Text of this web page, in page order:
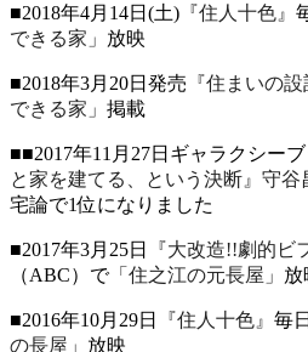
■2018年4月14日(土) 『住人十色』
できる家」 放映
■2018年3月20日発売 『住まいの設
できる家」 掲載
■■2017年11月27日ギャラクシー
と家を建てる、という決断』守谷
宅論で1位になりました
■2017年3月25日 『大改造!!劇的ビ
（ABC）で「住之江の元長屋」 放
■2016年10月29日 『住人十色』 毎
の長屋」 放映